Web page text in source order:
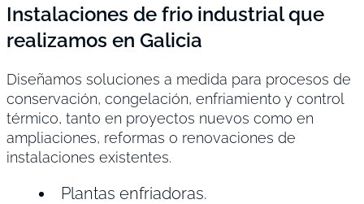
Instalaciones de frio industrial que
realizamos en Galicia
Diseñamos soluciones a medida para procesos de
conservación, congelación, enfriamiento y control
térmico, tanto en proyectos nuevos como en
ampliaciones, reformas o renovaciones de
instalaciones existentes.
Plantas enfriadoras.